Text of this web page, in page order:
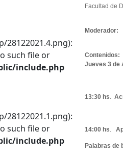
28122021.4.png):
such file or
include.php
28122021.1.png):
such file or
include.php
Facultad de
Moderador:
Contenidos:
Jueves 3 de
13:30 hs.
14:00 hs.
Palabras de